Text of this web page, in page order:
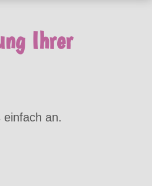
Ihrer
an.